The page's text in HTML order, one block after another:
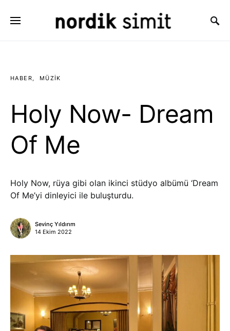
HABER MÜZIK
Holy Now- Dream
Of Me
Holy Now, rüya gibi olan ikinci stüdyo albümü ‘Dream
Of Me’yi dinleyici ile buluşturdu.
Sevinç Yıldırım
14 Ekim 2022